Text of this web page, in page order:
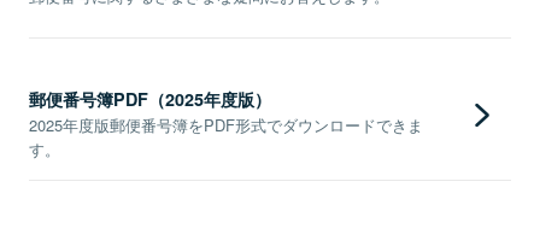
郵便番号簿PDF（2025年度版）
2025年度版郵便番号簿をPDF形式でダウンロードできま
す。